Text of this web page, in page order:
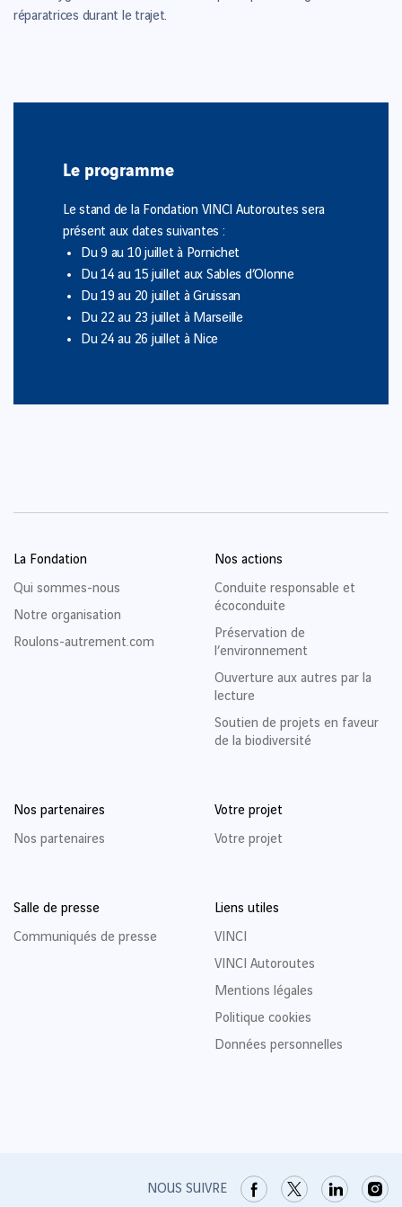
réparatrices durant le trajet.
Le programme
Le stand de la Fondation VINCI Autoroutes sera
présent aux dates suivantes :
Du 9 au 10 juillet à Pornichet
Du 14 au 15 juillet aux Sables d’Olonne
Du 19 au 20 juillet à Gruissan
Du 22 au 23 juillet à Marseille
Du 24 au 26 juillet à Nice
La Fondation
Qui sommes-nous
Notre organisation
Roulons-autrement.com
Nos actions
Conduite responsable et
écoconduite
Préservation de
l’environnement
Ouverture aux autres par la
lecture
Soutien de projets en faveur
de la biodiversité
Nos partenaires
Nos partenaires
Votre projet
Votre projet
Salle de presse
Communiqués de presse
Liens utiles
VINCI
VINCI Autoroutes
Mentions légales
Politique cookies
Données personnelles
NOUS SUIVRE